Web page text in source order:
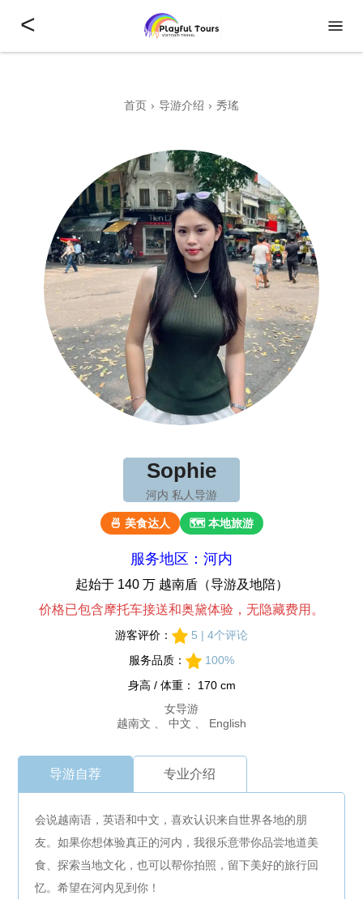
<
首页 导游介绍 秀瑤
Sophie
河内 私人导游
🍜 美食达人 🗺 本地旅游
服务地区：河内
起始于 140 万 越南盾（导游及地陪）
价格已包含摩托车接送和奥黛体验，无隐藏费用。
游客评价：
5 | 4个评论
服务品质：
100%
身高 / 体重： 170 cm
女导游
越南文 、 中文 、 English
导游自荐 专业介绍
会说越南语，英语和中文，喜欢认识来自世界各地的朋
友。如果你想体验真正的河内，我很乐意带你品尝地道美
食、探索当地文化，也可以帮你拍照，留下美好的旅行回
忆。希望在河内见到你！